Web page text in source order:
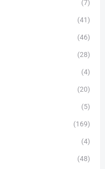
(7)
(41)
(46)
(28)
(4)
(20)
(5)
(169)
(4)
(48)